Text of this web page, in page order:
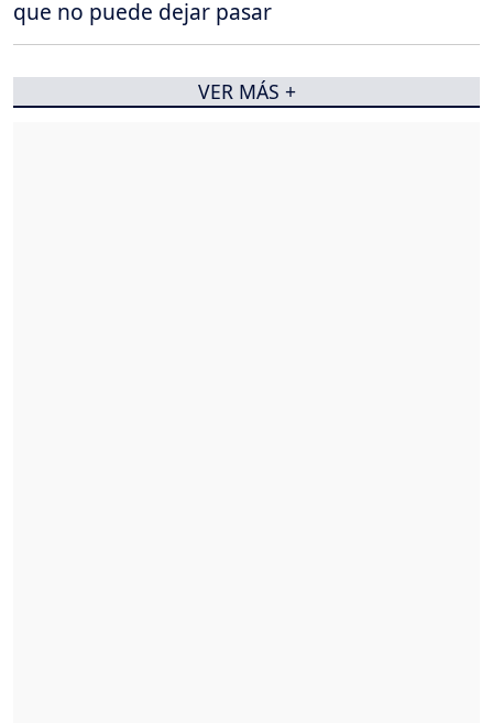
que no puede dejar pasar
VER MÁS +